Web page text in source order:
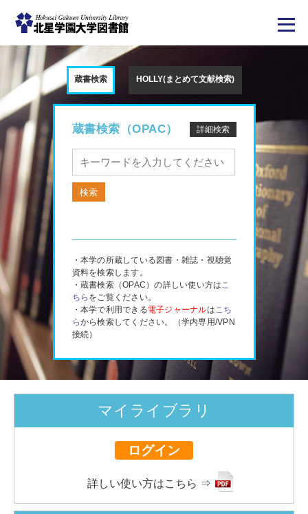
ン
ン
ツ
に
移
動
蔵書検索
蔵書検索（OPAC） 詳細検索
・本学の所蔵している図書・雑誌・視聴覚
資料を検索します。
・蔵書検索（OPAC）の詳しい使い方はこ
ちら をご覧ください。
・本学で利用できる電子ジャーナルはこち
らから検索してください。（学内専用/VPN
接続）
HOLLY(まとめて文献検索)
マイライブラリ
ログイン
詳しい使い方はこちら ⇒